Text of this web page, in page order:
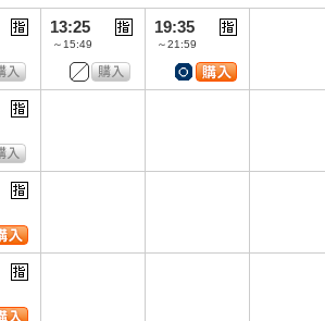
13:25
～15:49
19:35
～21:59